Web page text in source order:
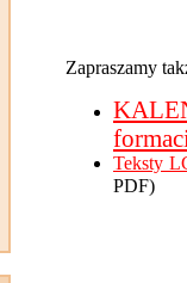
Zapraszamy
Teksty
PDF)